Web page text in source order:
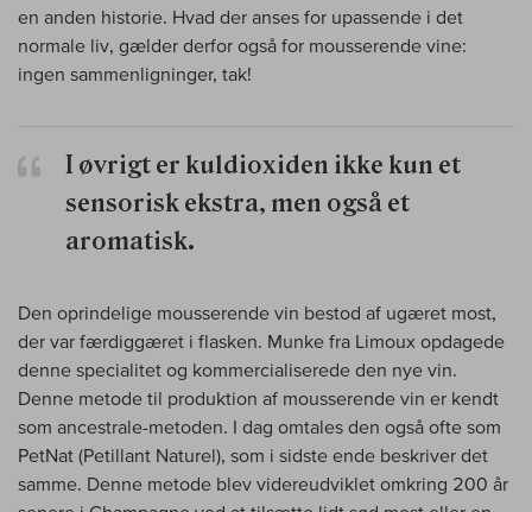
en anden historie. Hvad der anses for upassende i det
normale liv, gælder derfor også for mousserende vine:
ingen sammenligninger, tak!
I øvrigt er kuldioxiden ikke kun et
sensorisk ekstra, men også et
aromatisk.
Den oprindelige mousserende vin bestod af ugæret most,
der var færdiggæret i flasken. Munke fra Limoux opdagede
denne specialitet og kommercialiserede den nye vin.
Denne metode til produktion af mousserende vin er kendt
som ancestrale-metoden. I dag omtales den også ofte som
PetNat (Petillant Naturel), som i sidste ende beskriver det
samme. Denne metode blev videreudviklet omkring 200 år